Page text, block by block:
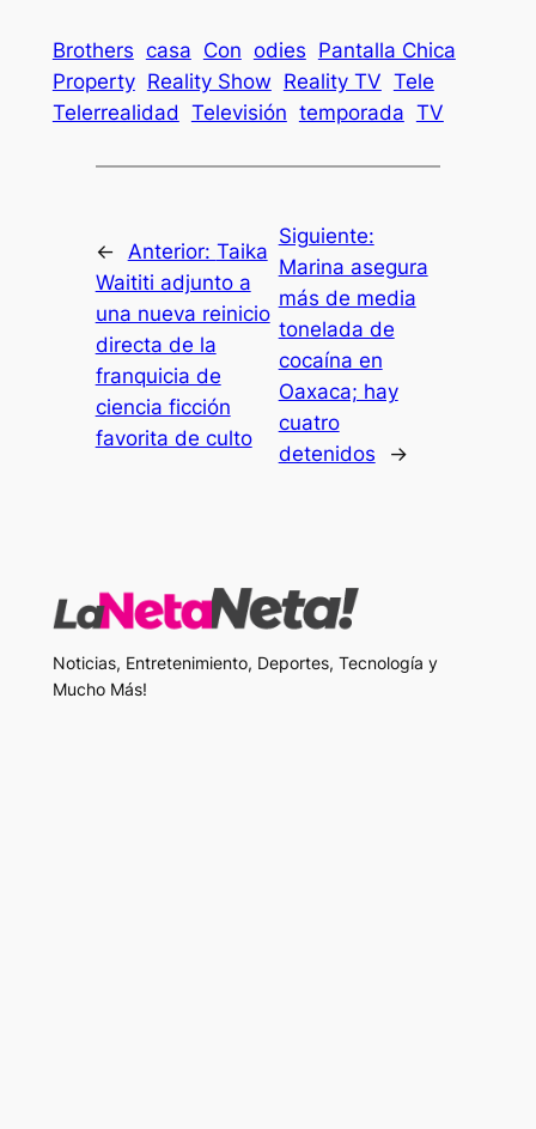
Brothers casa Con odies Pantalla Chica
Property Reality Show Reality TV Tele
Telerrealidad Televisión temporada TV
← Anterior: Taika
Waititi adjunto a
una nueva reinicio
directa de la
franquicia de
ciencia ficción
favorita de culto
Siguiente:
Marina asegura
más de media
tonelada de
cocaína en
Oaxaca; hay
cuatro
detenidos
→
Noticias, Entretenimiento, Deportes, Tecnología y
Mucho Más!